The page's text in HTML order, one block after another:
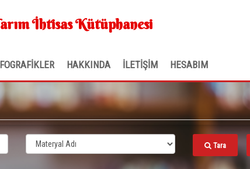
İhtisas Kütüphanesi
HAKKINDA İLETİŞİM HESABIM
Tara